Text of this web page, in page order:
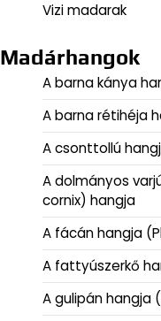
Vizi madarak
Madárhangok
A barna kánya
A barna rétihéja
A csonttollú
A dolmányos
cornix) hangja
A fácán hangja
A fattyúszerkő
A gulipán hangja